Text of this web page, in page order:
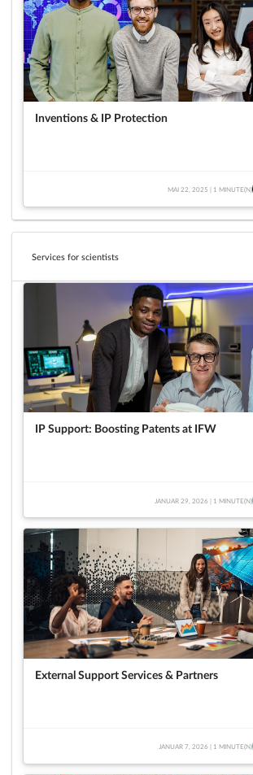
Inventions & IP Protection
MAI 22, 2025 | 1 MINUTE(N)
Services for scientists
IP Support: Boosting Patents at IFW
JANUAR 29, 2026 | 1 MINUTE(N)
External Support Services & Partners
JANUAR 7, 2026 | 1 MINUTE(N)